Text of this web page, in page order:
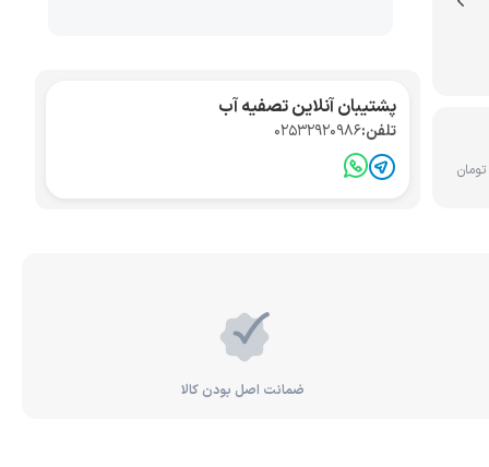
پشتیبان آنلاین تصفیه آب
تلفن:02532920986
ضمانت اصل بودن کالا